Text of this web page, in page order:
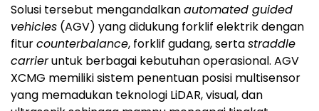
Solusi tersebut mengandalkanautomated guided
vehicles (AGV) yang didukung forklif elektrik dengan
fiturcounterbalance, forklif gudang, sertastraddle
carrieruntuk berbagai kebutuhan operasional. AGV
XCMG memiliki sistem penentuan posisi multisensor
yang memadukan teknologi LiDAR, visual, dan